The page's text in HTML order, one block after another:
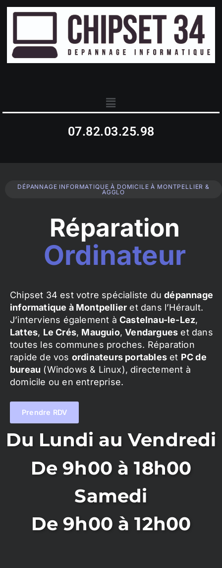
07.82.03.25.98
DÉPANNAGE INFORMATIQUE À DOMICILE À MONTPELLIER &
AGGLO
Réparation
Ordinateur
Chipset 34 est votre spécialiste dudépannage
informatique à Montpellier et dans l’Hérault.
J’interviens également à Castelnau-le-Lez,
Lattes, Le Crés, Mauguio,Vendargues et dans
toutes les communes proches. Réparation
rapide de vos ordinateurs portables et PC de
bureau (Windows & Linux), directement à
domicile ou en entreprise.
Prendre RDV
Du Lundi au Vendredi
De 9h00 à 18h00
Samedi
De 9h00 à 12h00